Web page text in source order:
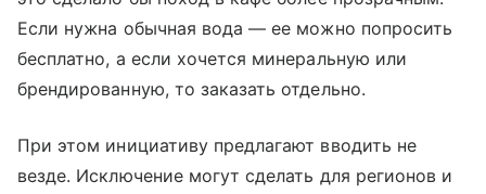
Если нужна обычная вода — ее можно попросить
бесплатно, а если хочется минеральную или
брендированную, то заказать отдельно.
При этом инициативу предлагают вводить не
везде. Исключение могут сделать для регионов и